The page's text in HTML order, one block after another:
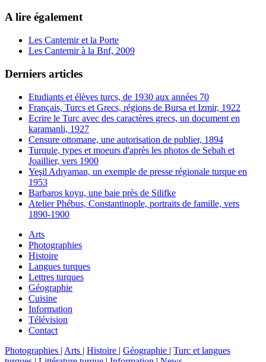
A lire également
Les Cantemir et la Porte
Les Cantemir à la Bnf, 2009
Derniers articles
Etudiants et élèves turcs, de 1930 aux années 70
Français, Turcs et Grecs, régions de Bursa et Izmir, 1922
Ecrire le Turc avec des caractères grecs, un document en
karamanli, 1927
Censure ottomane, une autorisation de publier, 1894
Turquie, types et moeurs d'après les photos de Sebah et
Joaillier, vers 1900
Yeşil Adıyaman, un exemple de presse régionale turque en
1953
Barbaros koyu, une baie près de Silifke
Atelier Phébus, Constantinople, portraits de famille, vers
1890-1900
Arts
Photographies
Histoire
Langues turques
Lettres turques
Géographie
Cuisine
Information
Télévision
Contact
Photographies | Arts | Histoire | Géographie | Turc et langues